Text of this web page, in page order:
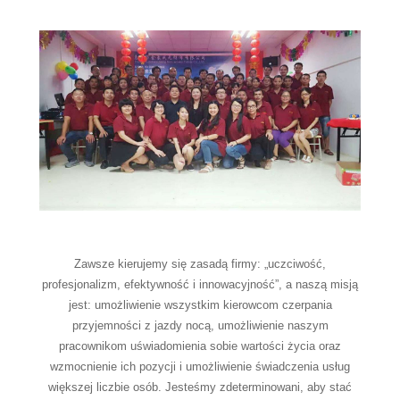
Zawsze kierujemy się zasadą firmy: „uczciwość,
profesjonalizm, efektywność i innowacyjność”, a naszą misją
jest: umożliwienie wszystkim kierowcom czerpania
przyjemności z jazdy nocą, umożliwienie naszym
pracownikom uświadomienia sobie wartości życia oraz
wzmocnienie ich pozycji i umożliwienie świadczenia usług
większej liczbie osób. Jesteśmy zdeterminowani, aby stać